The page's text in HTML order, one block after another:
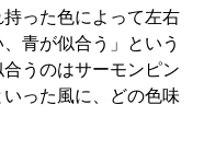
った色によって左右
青が似合う」という
うのはサーモンピン
った風に、どの色味